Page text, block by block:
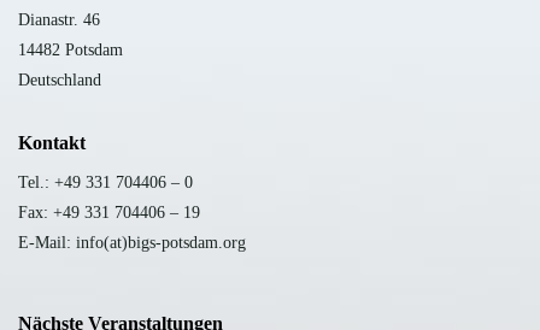
Dianastr. 46
14482 Potsdam
Deutschland
Kontakt
Tel.: +49 331 704406 – 0
Fax: +49 331 704406 – 19
E-Mail: info(at)bigs-potsdam.org
Nächste Veranstaltungen